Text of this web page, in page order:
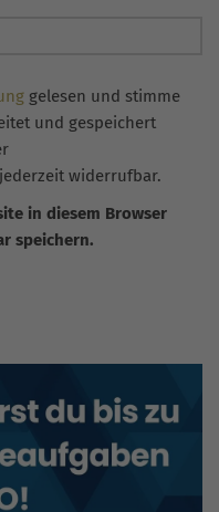
gelesen und stimme
und gespeichert
widerrufbar.
in diesem Browser
speichern.